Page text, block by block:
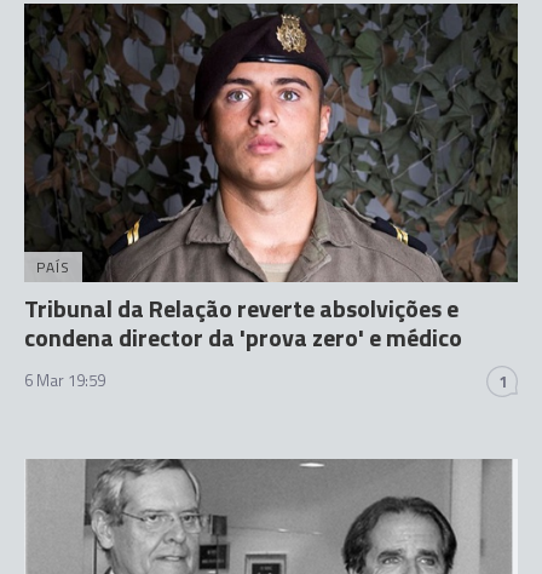
PAÍS
Tribunal da Relação reverte absolvições e
condena director da 'prova zero' e médico
6 Mar 19:59 1